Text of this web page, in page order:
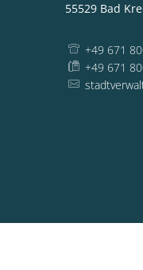
55529 Bad
+49 671
+49 671